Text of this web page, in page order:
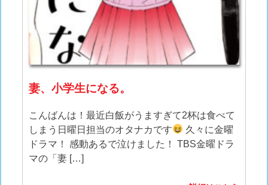
妻、小学生になる。
こんばんは！最近白飯がうますぎて2杯は食べて
しまう日曜日担当のオタナカです
久々に金曜
ドラマ！ 感動あるで泣けました！ TBS金曜ドラ
マの「妻 […]